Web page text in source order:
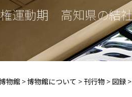
運動期 高知県の結
物館 >博物館について > 刊行物 > 図録 >